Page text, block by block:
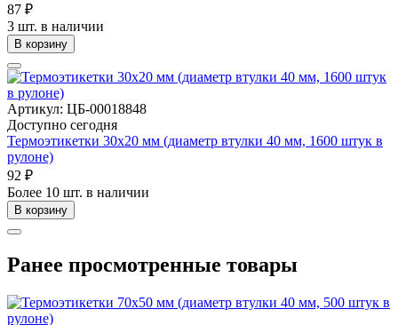
87 ₽
3 шт. в наличии
В корзину
Артикул: ЦБ-00018848
Доступно сегодня
Термоэтикетки 30х20 мм (диаметр втулки 40 мм, 1600 штук в
рулоне)
92 ₽
Более 10 шт. в наличии
В корзину
Ранее просмотренные товары